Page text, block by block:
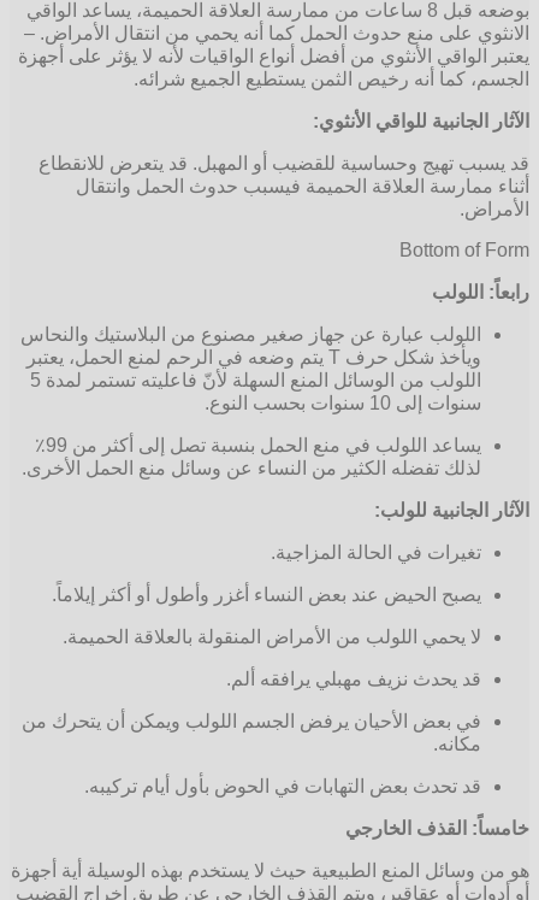
بوضعه قبل 8 ساعات من ممارسة العلاقة الحميمة، يساعد الواقي
على منع حدوث الحمل كما أنه يحمي من انتقال الأمراض. –
الأنثوي من أفضل أنواع الواقيات لأنه لا يؤثر على أجهزة
كما أنه رخيص الثمن يستطيع الجميع شرائه.
للواقي الأنثوي:
تهيج وحساسية للقضيب أو المهبل. قد يتعرض للانقطاع
العلاقة الحميمة فيسبب حدوث الحمل وانتقال
Bottom
اللولب عبارة عن جهاز صغير مصنوع من البلاستيك والنحاس
ويأخذ شكل حرف T يتم وضعه في الرحم لمنع الحمل، يعتبر
اللولب من الوسائل المنع السهلة لأنّ فاعليته تستمر لمدة 5
سنوات إلى 10 سنوات بحسب النوع.
يساعد اللولب في منع الحمل بنسبة تصل إلى أكثر من 99٪
لذلك تفضله الكثير من النساء عن وسائل منع الحمل الأخرى.
للولب:
تغيرات في الحالة المزاجية.
يصبح الحيض عند بعض النساء أغزر وأطول أو أكثر إيلاماً.
لا يحمي اللولب من الأمراض المنقولة بالعلاقة الحميمة.
قد يحدث نزيف مهبلي يرافقه ألم.
في بعض الأحيان يرفض الجسم اللولب ويمكن أن يتحرك من
قد تحدث بعض التهابات في الحوض بأول أيام تركيبه.
القذف الخارجي
المنع الطبيعية حيث لا يستخدم بهذه الوسيلة أية أجهزة
أو عقاقير، ويتم القذف الخارجي عن طريق إخراج القضيب